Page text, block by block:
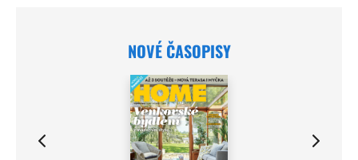
NOVÉ ČASOPISY